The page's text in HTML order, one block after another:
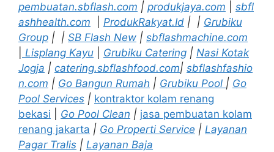
pembuatan.sbflash.com | produkjaya.com
sbfl
ashhealth.com
ProdukRakyat.Id | | Grubiku
Group | | SB Flash New | sbflashmachine.com
Lisplang Kayu Grubiku Catering | Nasi Kotak
Jogja | catering.sbflashfood.com| sbflashfashio
n.com | Go Bangun Rumah | Grubiku Pool | Go
Pool Services | kontraktor kolam renang
bekasi
Go Pool Clean | jasa pembuatan kolam
renang jakarta | Go Properti Service | Layanan
Pagar Tralis | Layanan Baja